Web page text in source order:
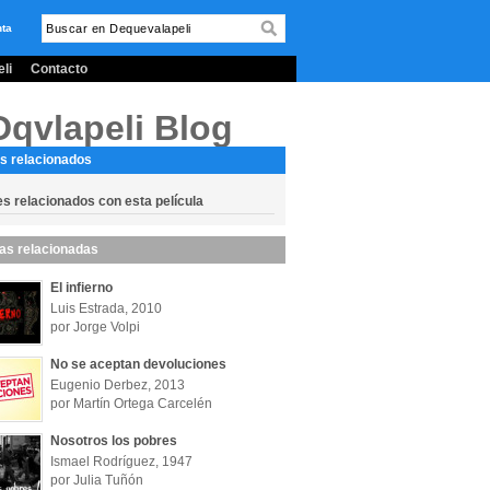
Contacto
Blog
relacionados
relacionados con esta película
relacionadas
El infierno
Luis Estrada, 2010
por Jorge Volpi
No se aceptan devoluciones
Eugenio Derbez, 2013
por Martín Ortega Carcelén
Nosotros los pobres
Ismael Rodríguez, 1947
por Julia Tuñón